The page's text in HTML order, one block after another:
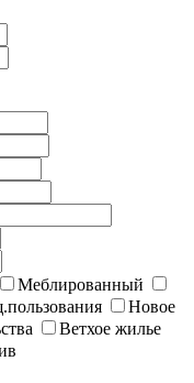
Меблированный
Новое
Ветхое жилье